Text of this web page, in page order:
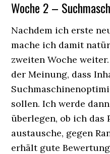
Woche 2 –
Nachdem ich erste
mache ich damit
zweiten Woche
der Meinung, dass
sollen. Ich werde
überlegen, ob ich das
austausche, gegen
erhält gute